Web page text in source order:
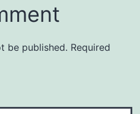
be published. Required